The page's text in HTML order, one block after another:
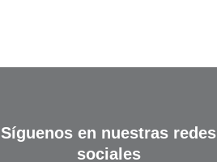
Síguenos en nuestras redes
sociales